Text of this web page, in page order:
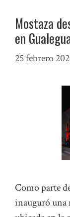
Mostaza
en
25 febrero
Como parte
inauguró una